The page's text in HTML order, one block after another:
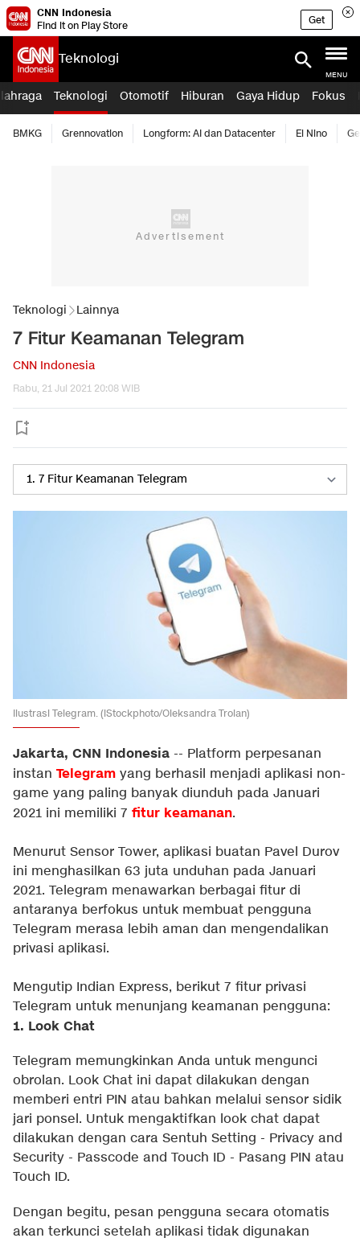
CNN Indonesia
Find it on Play Store
Get
Teknologi
MENU
Teknologi Otomotif Hiburan Gaya Hidup Fokus
BMKG Grennovation Longform: AI dan Datacenter El Nino
Teknologi Lainnya
7 Fitur Keamanan Telegram
CNN Indonesia
Rabu, 21 Jul 2021 20:08 WIB
Ilustrasi Telegram. (iStockphoto/Oleksandra Troian)
Jakarta, CNN Indonesia -- Platform perpesanan
instan Telegram yang berhasil menjadi aplikasi non-
game yang paling banyak diunduh pada Januari
2021 ini memiliki 7 fitur keamanan.
Menurut Sensor Tower, aplikasi buatan Pavel Durov
ini menghasilkan 63 juta unduhan pada Januari
2021. Telegram menawarkan berbagai fitur di
antaranya berfokus untuk membuat pengguna
Telegram merasa lebih aman dan mengendalikan
privasi aplikasi.
Mengutip Indian Express, berikut 7 fitur privasi
Telegram untuk menunjang keamanan pengguna:
1. Look Chat
Telegram memungkinkan Anda untuk mengunci
obrolan. Look Chat ini dapat dilakukan dengan
memberi entri PIN atau bahkan melalui sensor sidik
jari ponsel. Untuk mengaktifkan look chat dapat
dilakukan dengan cara Sentuh Setting - Privacy and
Security - Passcode and Touch ID - Pasang PIN atau
Touch ID.
Dengan begitu, pesan pengguna secara otomatis
akan terkunci setelah aplikasi tidak digunakan